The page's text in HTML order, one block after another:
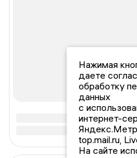
Нажимая
даете
обработку
данных
с
интернет-
top.mail.ru,
На сайте